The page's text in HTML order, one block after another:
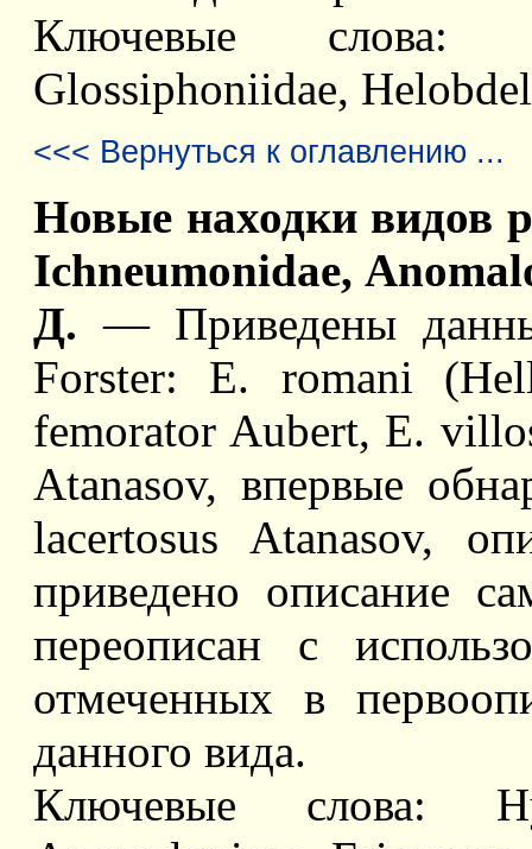
Ключевые слова:
Glossiphoniidae,
<<< Вернуться к оглавлению ...
Новые находки видов
Ichneumonidae,
Д. — Приведены
Forster: E. romani
femorator Aubert, E.
Atanasov, впервые
lacertosus Atanasov,
приведено описание
переописан с
отмеченных в
данного вида.
Ключевые слова: